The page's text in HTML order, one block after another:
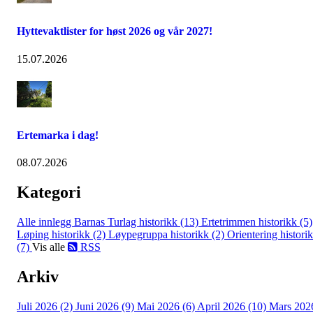
Hyttevaktlister for høst 2026 og vår 2027!
15.07.2026
Ertemarka i dag!
08.07.2026
Kategori
Alle innlegg Barnas Turlag historikk (13) Ertetrimmen historikk (5)
Løping historikk (2) Løypegruppa historikk (2) Orientering
(7) Vis alle RSS
Arkiv
Juli 2026 (2) Juni 2026 (9) Mai 2026 (6) April 2026 (10) Mars